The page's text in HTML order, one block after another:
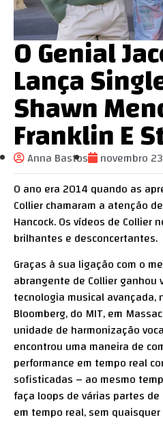
O Genial
Lança
Shawn
Franklin E
Anna Bastos
novembro
O ano era 2014 quando as
Collier chamaram a atenção
Hancock. Os vídeos de Collier
brilhantes e desconcertantes.
Graças à sua ligação com o
abrangente de Collier ganhou
tecnologia musical avançada,
Bloomberg, do MIT, em
unidade de harmonização
encontrou uma maneira de
performance em tempo real
sofisticadas – ao mesmo
faça loops de várias partes
em tempo real, sem